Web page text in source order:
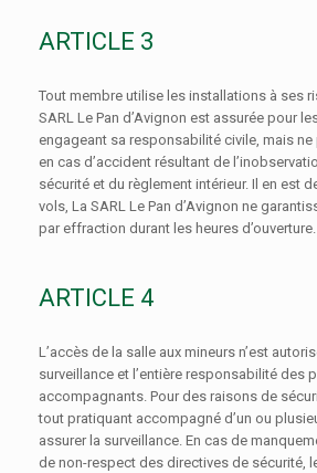
ARTICLE 3
Tout membre utilise les installations à ses
SARL Le Pan d’Avignon est assurée pour
engageant sa responsabilité civile, mais
en cas d’accident résultant de
sécurité et du règlement intérieur. Il en est
vols, La SARL Le Pan d’Avignon ne
par effraction durant les heures d’ouverture.
ARTICLE 4
L’accès de la salle aux mineurs n’est
surveillance et l’entière responsabilité des
accompagnants. Pour des raisons de
tout pratiquant accompagné d’un ou
assurer la surveillance. En cas de
de non-respect des directives de sécurité,